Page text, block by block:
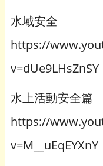
水域安全
https://
v=dUe9LHsZnSY
水上活動安全篇
https://
v=M__uEqEYXnY